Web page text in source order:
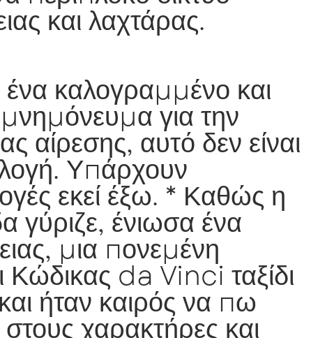
και λαχτάρας.
καλογραμμένο και
για την
αίρεσης, αυτό δεν είναι
Υπάρχουν
εκεί έξω. * Καθώς η
γύριζε, ένιωσα ένα
μια πονεμένη
Κώδικας da Vinci ταξίδι
και ήταν καιρός να πω
χαρακτήρες και